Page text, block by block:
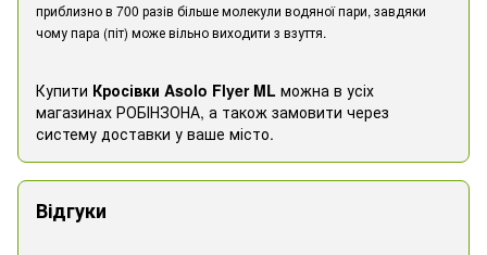
приблизно в 700 разів більше молекули водяної пари, завдяки
чому пара (піт) може вільно виходити з взуття.
Купити Кросівки Asolo Flyer ML можна в усіх
магазинах РОБІНЗОНА, а також замовити через
систему доставки у ваше місто.
Відгуки